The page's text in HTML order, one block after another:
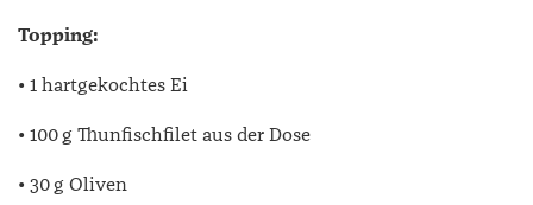
Topping:
• 1 hartgekochtes Ei
• 100 g Thunfischfilet aus der Dose
• 30 g Oliven